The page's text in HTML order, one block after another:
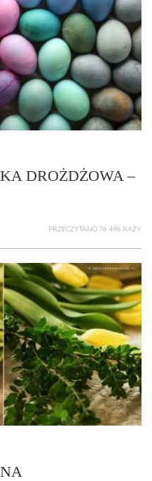
DROŻDŻOWA –
PRZECZYTANO 76 496 RAZY